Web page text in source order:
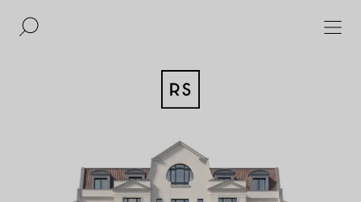
AKQUISITION